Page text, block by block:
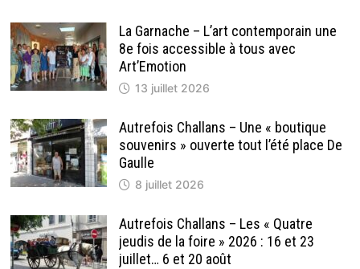
La Garnache – L’art contemporain une
8e fois accessible à tous avec
Art’Emotion
13 juillet 2026
Autrefois Challans – Une « boutique
souvenirs » ouverte tout l’été place De
Gaulle
8 juillet 2026
Autrefois Challans – Les « Quatre
jeudis de la foire » 2026 : 16 et 23
juillet… 6 et 20 août